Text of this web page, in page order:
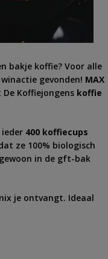
bakje koffie? Voor alle
gevonden! MAX
Koffiejongens koffie
400 koffiecups
ze 100% biologisch
in de gft-bak
je ontvangt. Ideaal